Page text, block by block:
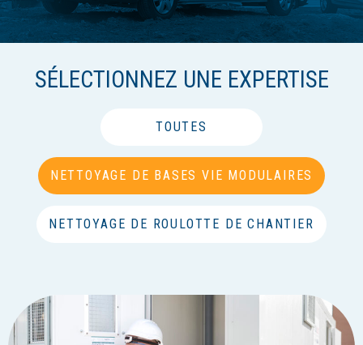
SÉLECTIONNEZ UNE EXPERTISE
TOUTES
NETTOYAGE DE BASES VIE MODULAIRES
NETTOYAGE DE ROULOTTE DE CHANTIER